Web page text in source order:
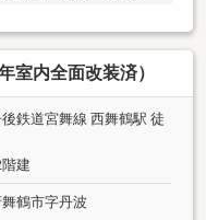
室内全面改装済）
鉄道宮舞線 西舞鶴駅 徒
建
鶴市字丹波